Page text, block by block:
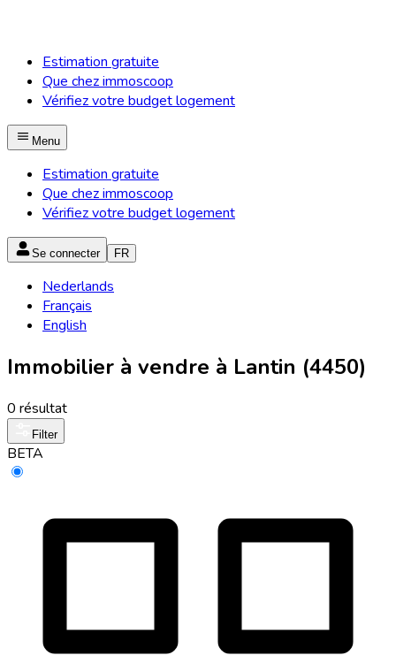
Estimation gratuite
Que chez immoscoop
Vérifiez votre budget logement
Menu
Estimation gratuite
Que chez immoscoop
Vérifiez votre budget logement
Se connecter FR
Nederlands
Français
English
Immobilier à vendre à Lantin (4450)
0 résultat
Filter
BETA